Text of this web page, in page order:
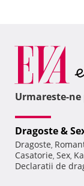
Urmareste-ne
Dragoste &
Dragoste,
Casatorie, Sex,
Declaratii de